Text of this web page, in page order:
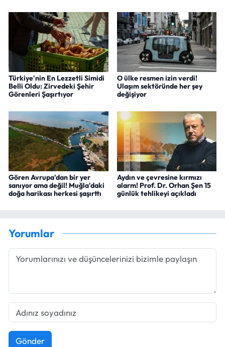
Türkiye'nin En Lezzetli Simidi
Belli Oldu: Zirvedeki Şehir
Görenleri Şaşırtıyor
O ülke resmen izin verdi!
Ulaşım sektöründe her şey
değişiyor
Gören Avrupa'dan bir yer
sanıyor ama değil! Muğla'daki
doğa harikası herkesi şaşırttı
Aydın ve çevresine kırmızı
alarm! Prof. Dr. Orhan Şen 15
günlük tehlikeyi açıkladı
Yorumlar
Gönder